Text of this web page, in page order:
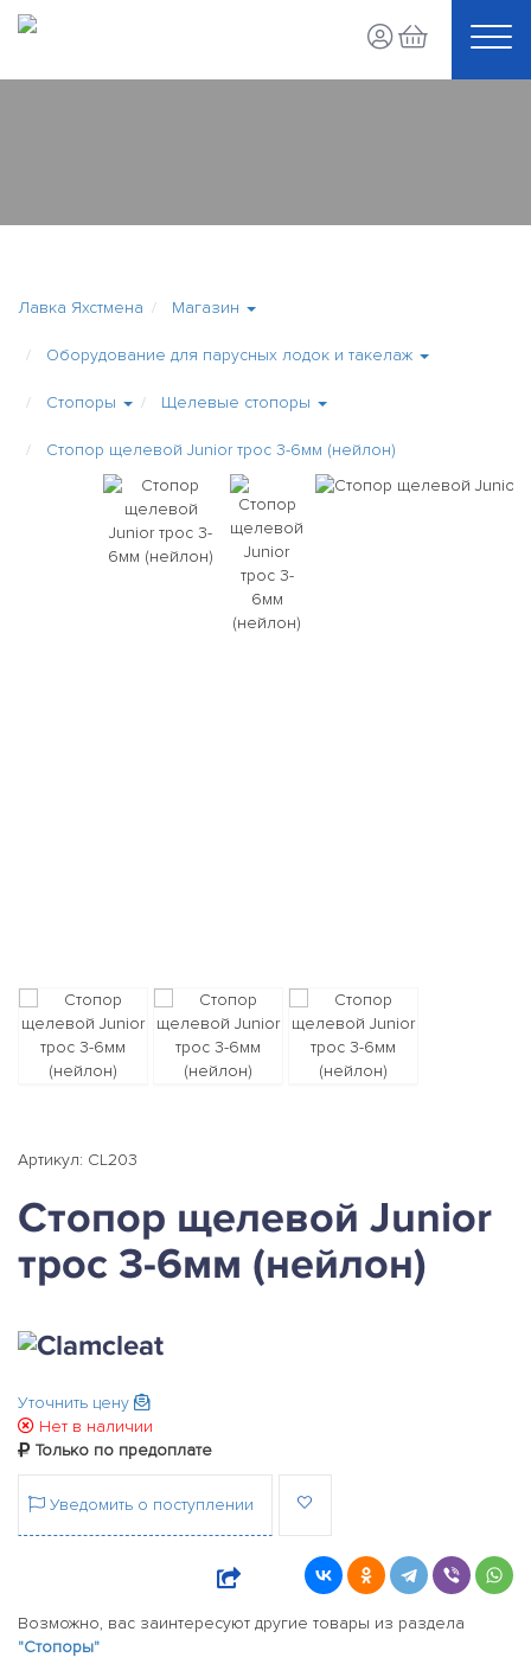
Лавка Яхстмена Магазин
Оборудование для парусных лодок и такелаж
Стопоры Щелевые стопоры
Стопор щелевой Junior трос 3-6мм (нейлон)
Артикул: CL203
Стопор щелевой Junior
трос 3-6мм (нейлон)
Уточнить цену
Нет в наличии
Только по предоплате
Уведомить о поступлении
Возможно, вас заинтересуют другие товары из раздела
"Стопоры"